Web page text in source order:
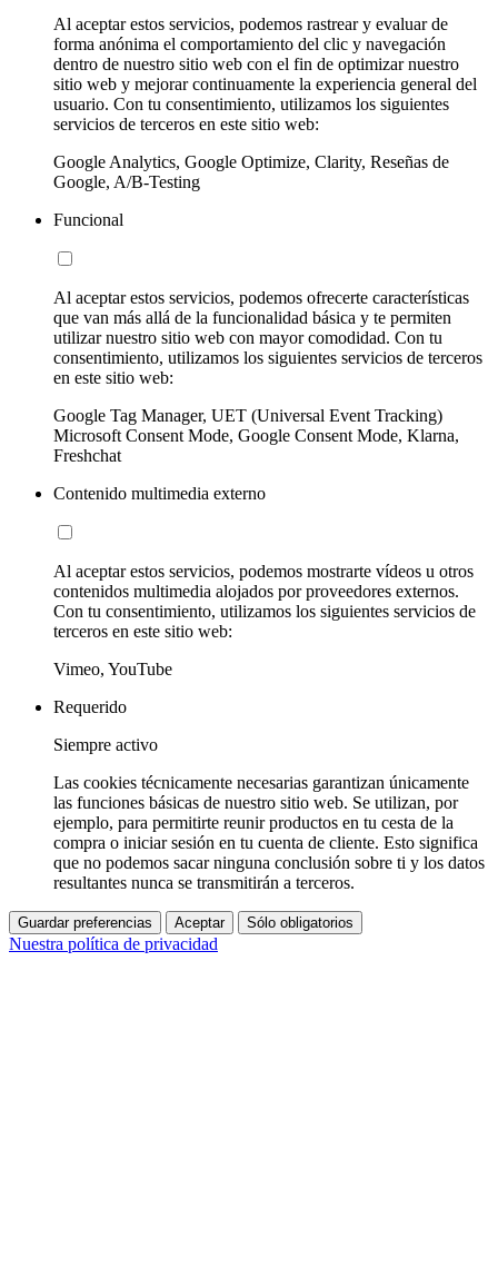
Al aceptar estos servicios, podemos rastrear y evaluar de
forma anónima el comportamiento del clic y navegación
dentro de nuestro sitio web con el fin de optimizar nuestro
sitio web y mejorar continuamente la experiencia general del
usuario. Con tu consentimiento, utilizamos los siguientes
servicios de terceros en este sitio web:
Google Analytics, Google Optimize, Clarity, Reseñas de
Google, A/B-Testing
Funcional
Al aceptar estos servicios, podemos ofrecerte características
que van más allá de la funcionalidad básica y te permiten
utilizar nuestro sitio web con mayor comodidad. Con tu
consentimiento, utilizamos los siguientes servicios de terceros
en este sitio web:
Google Tag Manager, UET (Universal Event Tracking)
Microsoft Consent Mode, Google Consent Mode, Klarna,
Freshchat
Contenido multimedia externo
Al aceptar estos servicios, podemos mostrarte vídeos u otros
contenidos multimedia alojados por proveedores externos.
Con tu consentimiento, utilizamos los siguientes servicios de
terceros en este sitio web:
Vimeo, YouTube
Requerido
Siempre activo
Las cookies técnicamente necesarias garantizan únicamente
las funciones básicas de nuestro sitio web. Se utilizan, por
ejemplo, para permitirte reunir productos en tu cesta de la
compra o iniciar sesión en tu cuenta de cliente. Esto significa
que no podemos sacar ninguna conclusión sobre ti y los datos
resultantes nunca se transmitirán a terceros.
Guardar preferencias Aceptar Sólo obligatorios
Nuestra política de privacidad